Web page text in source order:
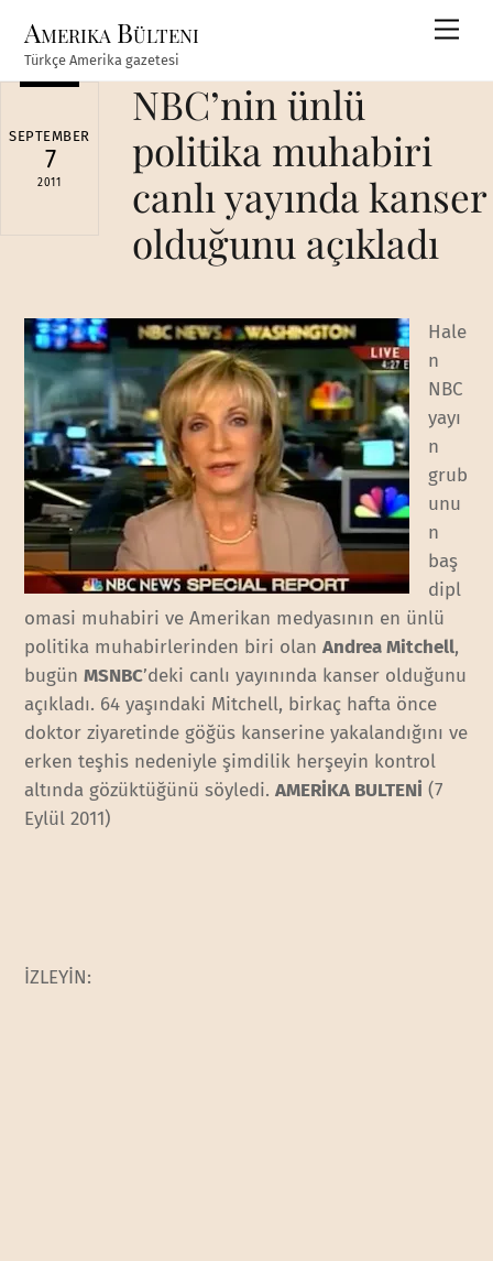
content
Amerika Bülteni
Türkçe Amerika gazetesi
SEPTEMBER
7
2011
NBC’nin ünlü
politika muhabiri
canlı yayında kanser
olduğunu açıkladı
Hale
n
NBC
yayı
n
grub
unu
n
baş
dipl
omasi muhabiri ve Amerikan medyasının en ünlü
politika muhabirlerinden biri olanAndrea Mitchell,
bugünMSNBC’deki canlı yayınında kanser olduğunu
açıkladı. 64 yaşındaki Mitchell, birkaç hafta önce
doktor ziyaretinde göğüs kanserine yakalandığını ve
erken teşhis nedeniyle şimdilik herşeyin kontrol
altında gözüktüğünü söyledi.AMERİKA BULTENİ (7
Eylül 2011)
İZLEYİN: